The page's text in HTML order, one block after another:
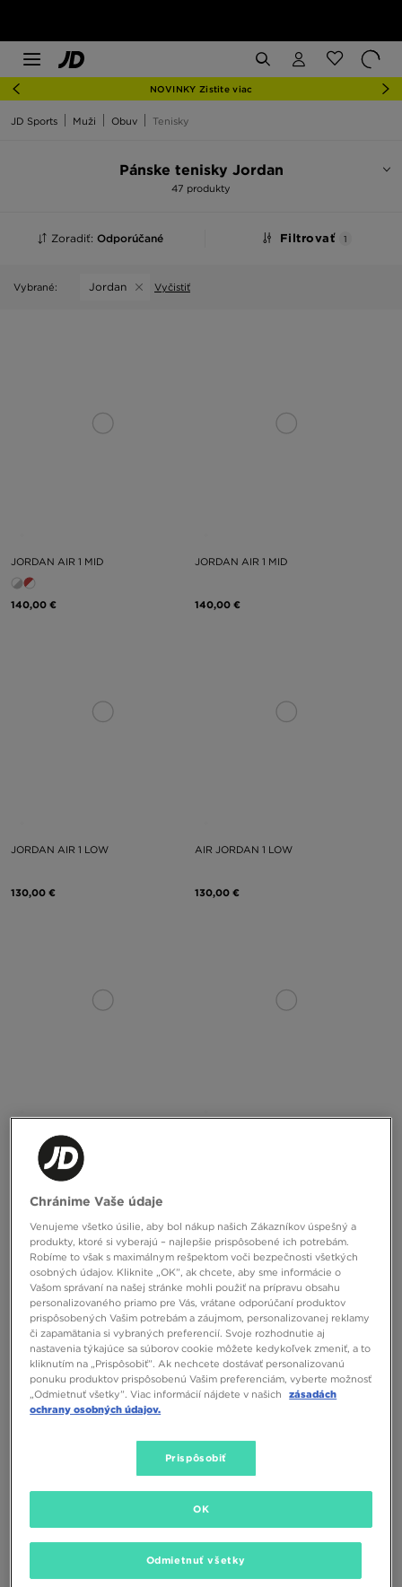
NOVINKY Zistite viac
JD Sports Muži Obuv Tenisky
Pánske tenisky Jordan
47 produkty
Zoradiť: Odporúčané Filtrovať 1
Vybrané: Jordan Vyčistiť
JORDAN AIR 1 MID
140,00 €
JORDAN AIR 1 MID
140,00 €
JORDAN AIR 1 LOW
130,00 €
AIR JORDAN 1 LOW
130,00 €
JORDAN SPIZIKE LOW
170,00 €
Chránime Vaše údaje
Venujeme všetko úsilie, aby bol nákup našich Zákazníkov úspešný a
produkty, ktoré si vyberajú – najlepšie prispôsobené ich potrebám.
Robíme to však s maximálnym rešpektom voči bezpečnosti všetkých
osobných údajov. Kliknite „OK”, ak chcete, aby sme informácie o
Vašom správaní na našej stránke mohli použiť na prípravu obsahu
personalizovaného priamo pre Vás, vrátane odporúčaní produktov
prispôsobených Vašim potrebám a záujmom, personalizovanej reklamy
či zapamätania si vybraných preferencií. Svoje rozhodnutie aj
nastavenia týkajúce sa súborov cookie môžete kedykoľvek zmeniť, a to
kliknutím na „Prispôsobiť”. Ak nechcete dostávať personalizovanú
ponuku produktov prispôsobenú Vašim preferenciám, vyberte možnosť
„Odmietnuť všetky”. Viac informácií nájdete v našich
zásadách
ochrany osobných údajov.
Prispôsobiť
Odmietnuť všetky
OK